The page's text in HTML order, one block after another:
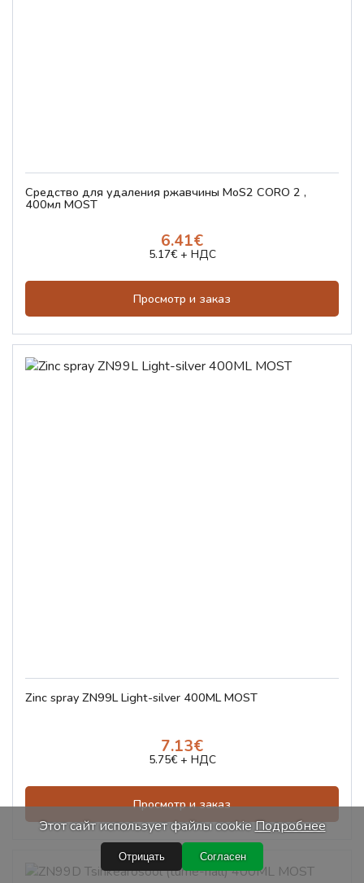
Средство для удаления ржавчины MoS2 CORO 2 ,
400мл MOST
6.41€
5.17€ + НДС
Просмотр и заказ
Zinc spray ZN99L Light-silver 400ML MOST
7.13€
5.75€ + НДС
Просмотр и заказ
Этот сайт использует файлы cookieПодробнее
Отрицать Согласен